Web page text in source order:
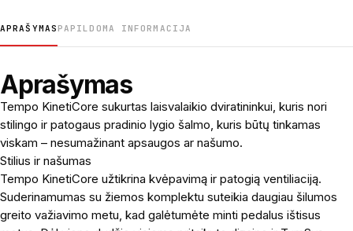
APRAŠYMAS PAPILDOMA INFORMACIJA
Aprašymas
Tempo KinetiCore sukurtas laisvalaikio dviratininkui, kuris nori
stilingo ir patogaus pradinio lygio šalmo, kuris būtų tinkamas
viskam – nesumažinant apsaugos ar našumo.
Stilius ir našumas
Tempo KinetiCore užtikrina kvėpavimą ir patogią ventiliaciją.
Suderinamumas su žiemos komplektu suteikia daugiau šilumos
greito važiavimo metu, kad galėtumėte minti pedalus ištisus